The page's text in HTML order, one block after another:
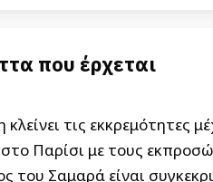
που έρχεται
τις εκκρεμότητες
Παρίσι με τους
Σαμαρά είναι